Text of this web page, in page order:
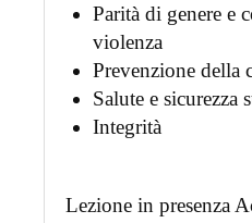
Parità di genere e
violenza
Prevenzione della
Salute e
Integrità
Lezione in presenza